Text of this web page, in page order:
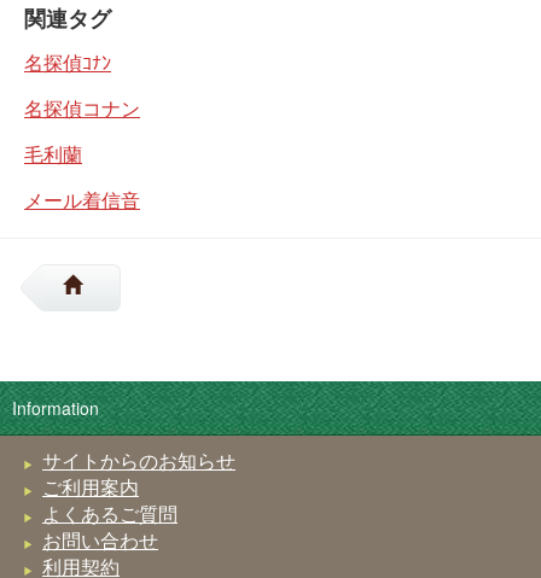
関連タグ
名探偵ｺﾅﾝ
名探偵コナン
毛利蘭
メール着信音
Information
サイトからのお知らせ
ご利用案内
よくあるご質問
お問い合わせ
利用契約